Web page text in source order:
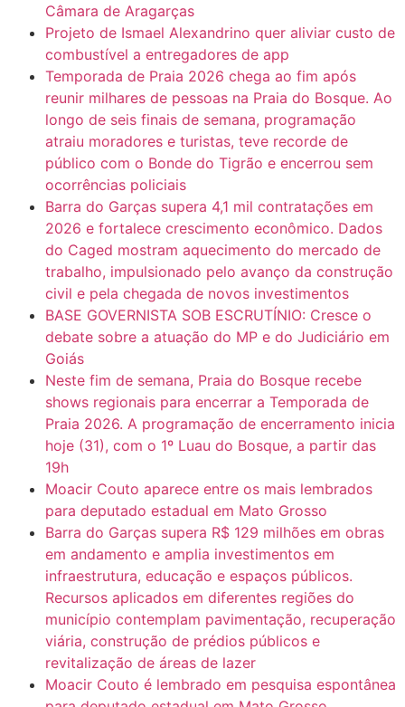
Câmara de Aragarças
Projeto de Ismael Alexandrino quer aliviar custo de
combustível a entregadores de app
Temporada de Praia 2026 chega ao fim após
reunir milhares de pessoas na Praia do Bosque. Ao
longo de seis finais de semana, programação
atraiu moradores e turistas, teve recorde de
público com o Bonde do Tigrão e encerrou sem
ocorrências policiais
Barra do Garças supera 4,1 mil contratações em
2026 e fortalece crescimento econômico. Dados
do Caged mostram aquecimento do mercado de
trabalho, impulsionado pelo avanço da construção
civil e pela chegada de novos investimentos
BASE GOVERNISTA SOB ESCRUTÍNIO: Cresce o
debate sobre a atuação do MP e do Judiciário em
Goiás
Neste fim de semana, Praia do Bosque recebe
shows regionais para encerrar a Temporada de
Praia 2026. A programação de encerramento inicia
hoje (31), com o 1º Luau do Bosque, a partir das
19h
Moacir Couto aparece entre os mais lembrados
para deputado estadual em Mato Grosso
Barra do Garças supera R$ 129 milhões em obras
em andamento e amplia investimentos em
infraestrutura, educação e espaços públicos.
Recursos aplicados em diferentes regiões do
município contemplam pavimentação, recuperação
viária, construção de prédios públicos e
revitalização de áreas de lazer
Moacir Couto é lembrado em pesquisa espontânea